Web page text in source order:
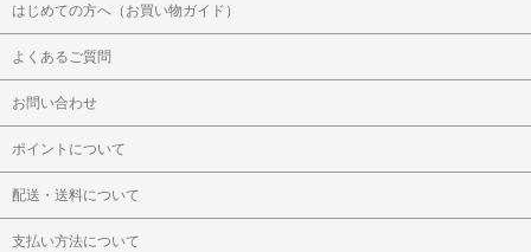
はじめての方へ（お買い物ガイド）
よくあるご質問
お問い合わせ
ポイントについて
配送・送料について
支払い方法について